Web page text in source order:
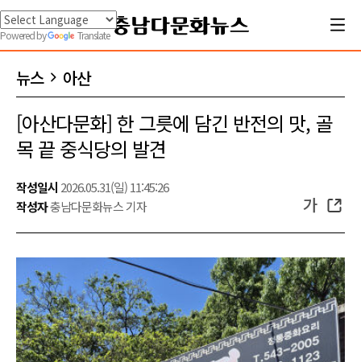
Powered by Translate
뉴스 아산
[아산다문화] 한 그릇에 담긴 반전의 맛, 골
목 끝 중식당의 발견
작성일시 2026.05.31(일) 11:45:26
작성자충남다문화뉴스 기자 가